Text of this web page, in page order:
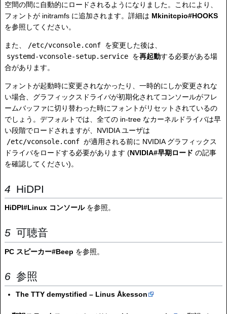
空間の間に自動的にロードされるようになりました。これにより、
フォントが initramfs に追加されます。詳細は Mkinitcpio#HOOKS
を参照してください。
また、 /etc/vconsole.conf を変更した後は、
systemd-vconsole-setup.service を再起動する必要がある場
合があります。
フォントが起動時に変更されなかったり、一時的にしか変更されな
い場合、グラフィックスドライバが初期化されてコンソールがフレ
ームバッファに切り替わった時にフォントがリセットされているの
でしょう。デフォルトでは、全ての in-tree なカーネルドライバは早
い段階でロードされますが、NVIDIA ユーザは
/etc/vconsole.conf が適用される前に NVIDIA グラフィックス
ドライバをロードする必要があります (NVIDIA#早期ロード の記事
を確認してください)。
HiDPI
HiDPI#Linux コンソールを参照。
可聴音
PC スピーカー#Beep を参照。
参照
The TTY demystified – Linus Åkesson